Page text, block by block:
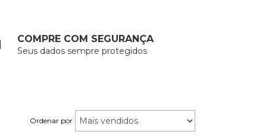
COMPRE COM SEGURANÇA
Seus dados sempre protegidos
Ordenar por